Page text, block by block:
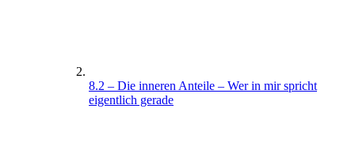
8.2 – Die inneren Anteile – Wer in mir spricht
eigentlich gerade